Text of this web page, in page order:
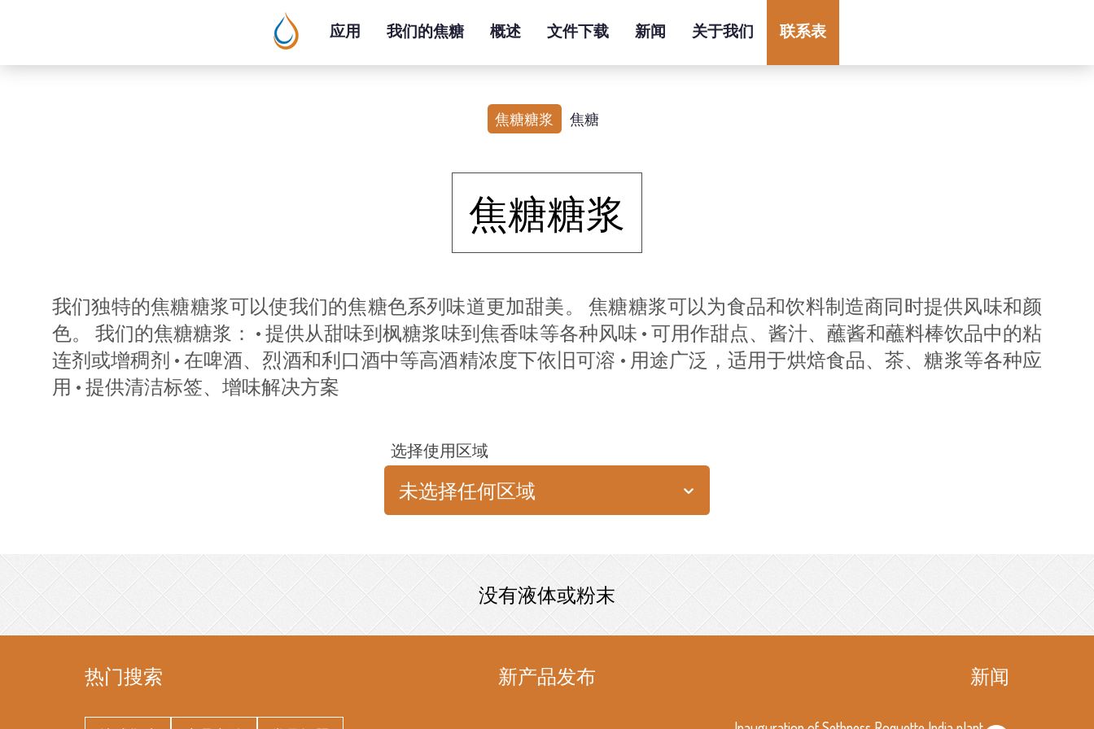
应用 我们的焦糖 概述 文件下载 新闻 关于我们 联系表
焦糖糖浆 焦糖
焦糖糖浆
我们独特的焦糖糖浆可以使我们的焦糖色系列味道更加甜美。 焦糖糖浆可以为食品和饮料制造商同时提供风味和颜
色。 我们的焦糖糖浆： • 提供从甜味到枫糖浆味到焦香味等各种风味 • 可用作甜点、酱汁、蘸酱和蘸料棒饮品中的粘
连剂或增稠剂 • 在啤酒、烈酒和利口酒中等高酒精浓度下依旧可溶 • 用途广泛，适用于烘焙食品、茶、糖浆等各种应
用 • 提供清洁标签、增味解决方案
选择使用区域
未选择任何区域
没有液体或粉末
热门搜索 新产品发布 新闻